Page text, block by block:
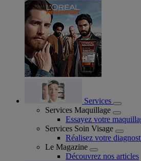
Services
Services Maquillage
Essayez votre
Services Soin Visage
Réalisez votre
Le Magazine
Découvrez nos articles